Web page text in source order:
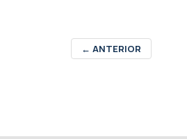
← ANTERIOR